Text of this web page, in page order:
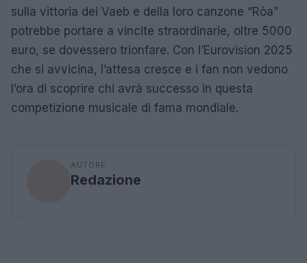
sulla vittoria dei Vaeb e della loro canzone “Ròa”
potrebbe portare a vincite straordinarie, oltre 5000
euro, se dovessero trionfare. Con l’Eurovision 2025
che si avvicina, l’attesa cresce e i fan non vedono
l’ora di scoprire chi avrà successo in questa
competizione musicale di fama mondiale.
AUTORE
Redazione